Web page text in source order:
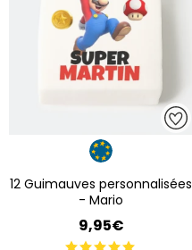
12 Guimauves personnalisées
- Mario
9,95€